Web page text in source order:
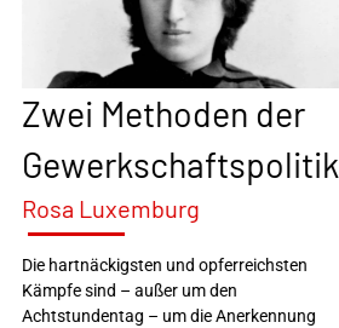
Zwei Methoden der
Gewerkschaftspolitik
Rosa Luxemburg
Die hartnäckigsten und opferreichsten
Kämpfe sind – außer um den
Achtstundentag – um die Anerkennung